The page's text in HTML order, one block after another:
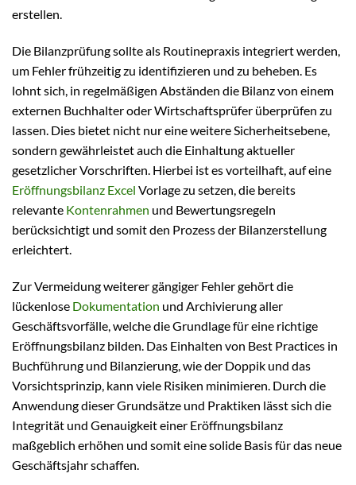
erstellen.
Die Bilanzprüfung sollte als Routinepraxis integriert werden,
um Fehler frühzeitig zu identifizieren und zu beheben. Es
lohnt sich, in regelmäßigen Abständen die Bilanz von einem
externen Buchhalter oder Wirtschaftsprüfer überprüfen zu
lassen. Dies bietet nicht nur eine weitere Sicherheitsebene,
sondern gewährleistet auch die Einhaltung aktueller
gesetzlicher Vorschriften. Hierbei ist es vorteilhaft, auf eine
Eröffnungsbilanz Excel Vorlage zu setzen, die bereits
relevante Kontenrahmen und Bewertungsregeln
berücksichtigt und somit den Prozess der Bilanzerstellung
erleichtert.
Zur Vermeidung weiterer gängiger Fehler gehört die
lückenlose Dokumentation und Archivierung aller
Geschäftsvorfälle, welche die Grundlage für eine richtige
Eröffnungsbilanz bilden. Das Einhalten von Best Practices in
Buchführung und Bilanzierung, wie der Doppik und das
Vorsichtsprinzip, kann viele Risiken minimieren. Durch die
Anwendung dieser Grundsätze und Praktiken lässt sich die
Integrität und Genauigkeit einer Eröffnungsbilanz
maßgeblich erhöhen und somit eine solide Basis für das neue
Geschäftsjahr schaffen.